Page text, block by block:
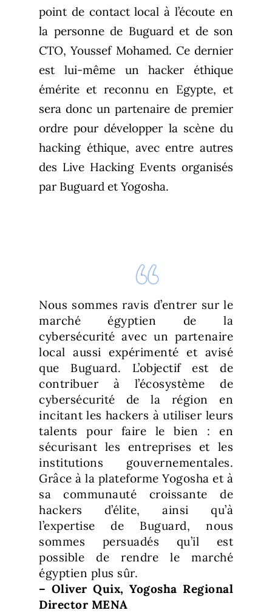
point de contact local à l’écoute en
la personne de Buguard et de son
CTO, Youssef Mohamed. Ce dernier
est lui-même un hacker éthique
émérite et reconnu en Egypte, et
sera donc un partenaire de premier
ordre pour développer la scène du
hacking éthique, avec entre autres
des Live Hacking Events organisés
par Buguard et Yogosha.
Nous sommes ravis d’entrer sur le
marché égyptien de la
cybersécurité avec un partenaire
local aussi expérimenté et avisé
que Buguard. L’objectif est de
contribuer à l’écosystème de
cybersécurité de la région en
incitant les hackers à utiliser leurs
talents pour faire le bien : en
sécurisant les entreprises et les
institutions gouvernementales.
Grâce à la plateforme Yogosha et à
sa communauté croissante de
hackers d’élite, ainsi qu’à
l’expertise de Buguard, nous
sommes persuadés qu’il est
possible de rendre le marché
égyptien plus sûr.
– Oliver Quix, Yogosha Regional
Director MENA